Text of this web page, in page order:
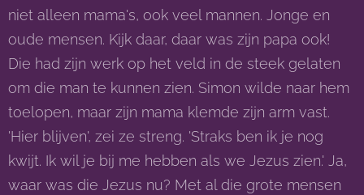
niet alleen mama's, ook veel mannen. Jonge en
oude mensen. Kijk daar, daar was zijn papa ook!
Die had zijn werk op het veld in de steek gelaten
om die man te kunnen zien. Simon wilde naar hem
toelopen, maar zijn mama klemde zijn arm vast.
'Hier blijven', zei ze streng. 'Straks ben ik je nog
kwijt. Ik wil je bij me hebben als we Jezus zien.' Ja,
waar was die Jezus nu? Met al die grote mensen